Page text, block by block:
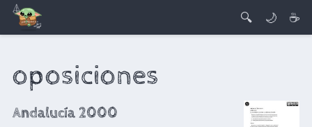
🔍 🌙 ☕
oposiciones
Andalucía 2000